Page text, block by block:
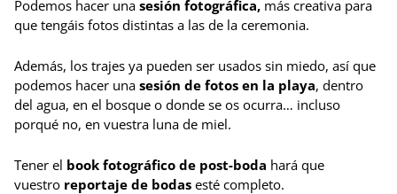
Podemos hacer una sesión fotográfica, más creativa para
que tengáis fotos distintas a las de la ceremonia.
Además, los trajes ya pueden ser usados sin miedo, así que
podemos hacer una sesión de fotos en la playa, dentro
del agua, en el bosque o donde se os ocurra… incluso
porqué no, en vuestra luna de miel.
Tener el book fotográfico de post-boda hará que
vuestro reportaje de bodas esté completo.